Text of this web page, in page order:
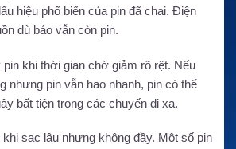
hiệu phổ biến của pin đã chai. Điện
dù báo vẫn còn pin.
pin khi thời gian chờ giảm rõ rệt. Nếu
nhưng pin vẫn hao nhanh, pin có thể
bất tiện trong các chuyến đi xa.
sạc lâu nhưng không đầy. Một số pin